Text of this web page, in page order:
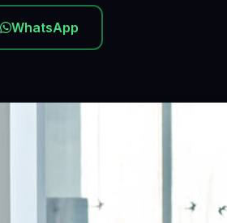
WhatsApp